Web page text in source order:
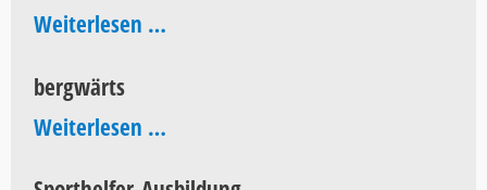
Weiterlesen …60
bergwärts
Weiterlesen …bergwärts